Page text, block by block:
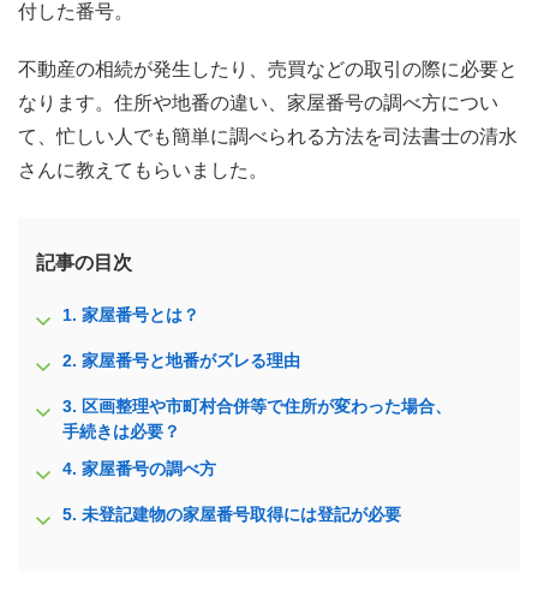
付した番号。
不動産の相続が発生したり、売買などの取引の際に必要と
なります。住所や地番の違い、家屋番号の調べ方につい
て、忙しい人でも簡単に調べられる方法を司法書士の清水
さんに教えてもらいました。
記事の目次
1. 家屋番号とは？
2. 家屋番号と地番がズレる理由
3. 区画整理や市町村合併等で住所が変わった場合、
手続きは必要？
4. 家屋番号の調べ方
5. 未登記建物の家屋番号取得には登記が必要